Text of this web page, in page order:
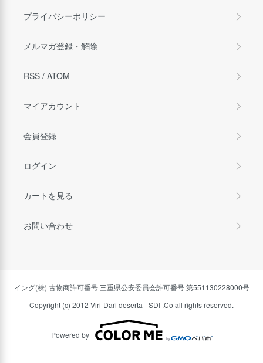
プライバシーポリシー
メルマガ登録・解除
RSS / ATOM
マイアカウント
会員登録
ログイン
カートを見る
お問い合わせ
イング(株) 古物商許可番号 三重県公安委員会許可番号 第551130228000号
Copyright (c) 2012 Viri-Dari deserta - SDI .Co all rights reserved.
Powered by